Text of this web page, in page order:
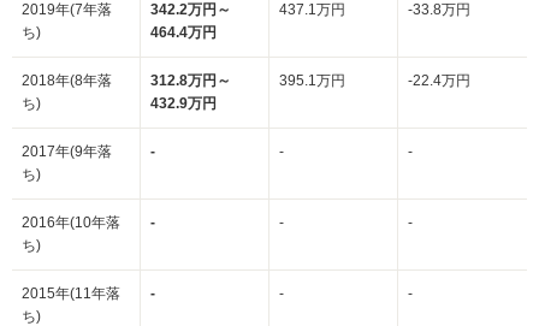
2019年(7年落
ち)
342.2万円～
464.4万円
437.1万円 -33.8万円
2018年(8年落
ち)
312.8万円～
432.9万円
395.1万円 -22.4万円
2017年(9年落
ち)
- - -
2016年(10年落
ち)
- - -
2015年(11年落
ち)
- - -